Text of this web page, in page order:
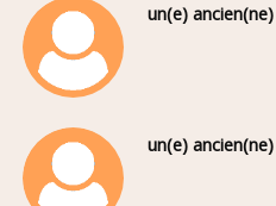
un(e) ancien(ne)
un(e) ancien(ne)